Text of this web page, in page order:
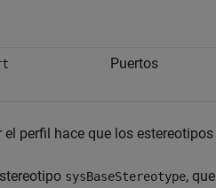
Puertos
el perfil hace que los
sysBaseStereotype,